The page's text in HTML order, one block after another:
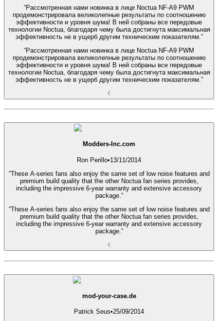
“Рассмотренная нами новинка в лице Noctua NF-A9 PWM
продемонстрировала великолепные результаты по соотношению
эффективности и уровня шума! В ней собраны все передовые
технологии Noctua, благодаря чему была достигнута максимальная
эффективность не в ущерб другим техническим показателям.”
“Рассмотренная нами новинка в лице Noctua NF-A9 PWM
продемонстрировала великолепные результаты по соотношению
эффективности и уровня шума! В ней собраны все передовые
технологии Noctua, благодаря чему была достигнута максимальная
эффективность не в ущерб другим техническим показателям.”
Modders-Inc.com
Ron Perillo•13/11/2014
“These A-series fans also enjoy the same set of low noise features and
premium build quality that the other Noctua fan series provides,
including the impressive 6-year warranty and extensive accessory
package.”
“These A-series fans also enjoy the same set of low noise features and
premium build quality that the other Noctua fan series provides,
including the impressive 6-year warranty and extensive accessory
package.”
mod-your-case.de
Patrick Seus•25/09/2014